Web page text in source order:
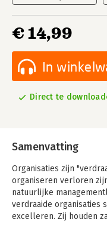
€ 14,99
In
Direct te
Samenvatting
Organisaties zijn
organiseren verloren
natuurlijke
verdraaide organisaties
excelleren. Zij houden